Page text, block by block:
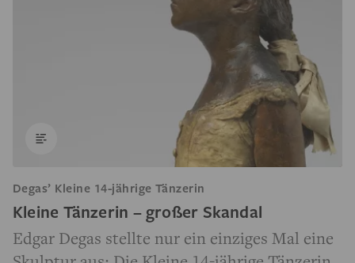
Degas’ Kleine 14-jährige Tänzerin
Kleine Tänzerin – großer Skandal
Edgar Degas stellte nur ein einziges Mal eine